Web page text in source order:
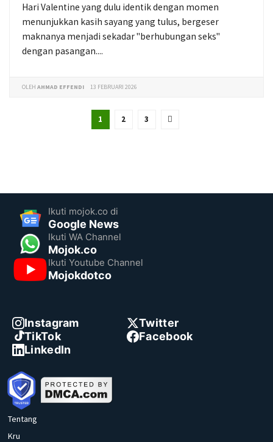
Hari Valentine yang dulu identik dengan momen
menunjukkan kasih sayang yang tulus, bergeser
maknanya menjadi sekadar "berhubungan seks"
dengan pasangan....
OLEH AHMAD EFFENDI 13 FEBRUARI 2026
1 2 3
Ikuti mojok.co di
Google News
Ikuti WA Channel
Mojok.co
Ikuti Youtube Channel
Mojokdotco
Instagram
Twitter
TikTok
Facebook
LinkedIn
Tentang
Kru